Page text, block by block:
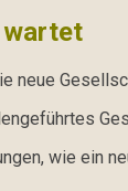
wartet
neue
wie ein